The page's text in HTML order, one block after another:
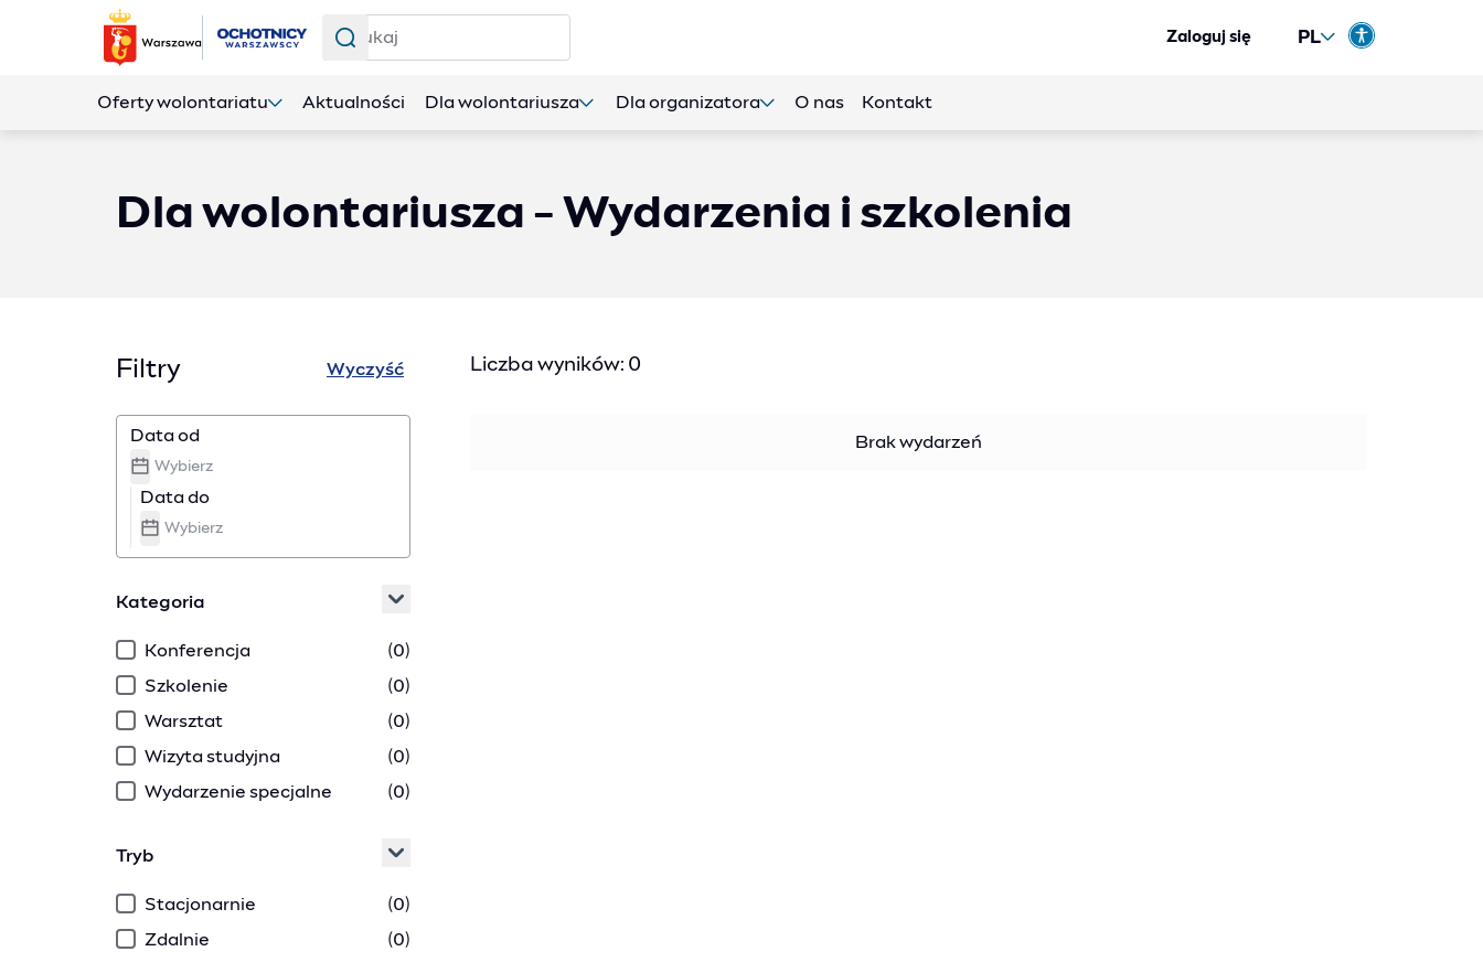
Szukaj
Zaloguj się
PLWybierz język
Oferty wolontariatu Aktualności Dla wolontariusza Dla organizatora O nas Kontakt
Dla wolontariusza - Wydarzenia i szkolenia
Filtry Wyczyść
Data od
Data do
Kategoria
Konferencja (0)
Szkolenie
(0)
Warsztat
(0)
Wizyta studyjna
(0)
Wydarzenie specjalne
(0)
Tryb
Stacjonarnie (0)
Zdalnie
(0)
Liczba wyników: 0
Brak wydarzeń